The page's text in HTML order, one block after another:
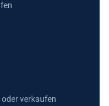
verkaufen